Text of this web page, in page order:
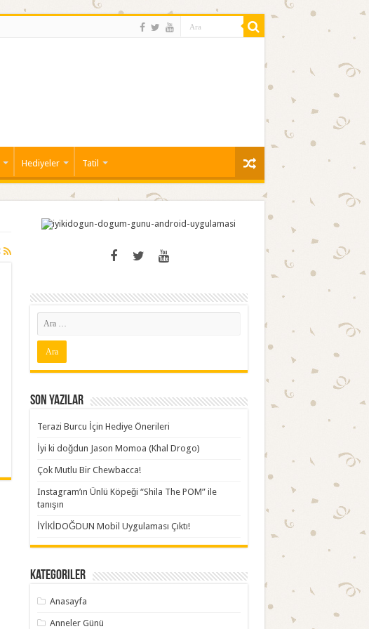
Hediyeler Tatil
Son Yazılar
Terazi Burcu İçin Hediye Önerileri
İyi ki doğdun Jason Momoa (Khal Drogo)
Çok Mutlu Bir Chewbacca!
Instagram’ın Ünlü Köpeği “Shila The POM” ile
tanışın
İYİKİDOĞDUN Mobil Uygulaması Çıktı!
Kategoriler
Anasayfa
Anneler Günü